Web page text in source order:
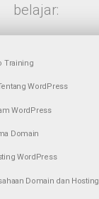
belajar:
Training
WordPress
WordPress
Domain
WordPress
Domain dan Hosting